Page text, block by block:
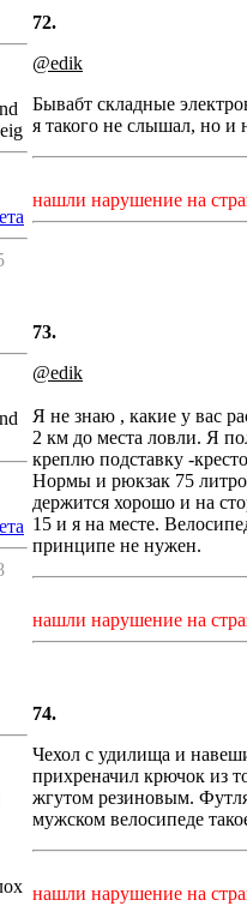
72.
@edik
Бывабт складные
я такого не слышал, но и
нашли нарушение на
73.
@edik
Я не знаю , какие у вас
2 км до места ловли. Я
креплю подставку -
Нормы и рюкзак 75
держится хорошо и на
15 и я на месте.
принципе не нужен.
нашли нарушение на
74.
Чехол с удилища и
прихреначил крючок из
жгутом резиновым.
мужском велосипеде
нашли нарушение на